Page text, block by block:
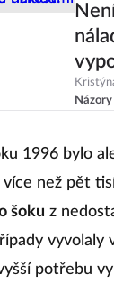
Názory
1996 bylo
než pět
šoku z
vyvolaly
potřebu